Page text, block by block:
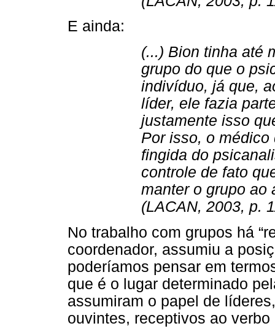
E ainda:
(...) Bion tinha até
grupo do que o
indivíduo, já que,
líder, ele fazia
justamente isso
Por isso, o
fingida do
controle de fato
manter o grupo ao
(LACAN, 2003, p.
No trabalho com grupos há
coordenador, assumiu a
poderíamos pensar em
que é o lugar determinado
assumiram o papel de
ouvintes, receptivos ao